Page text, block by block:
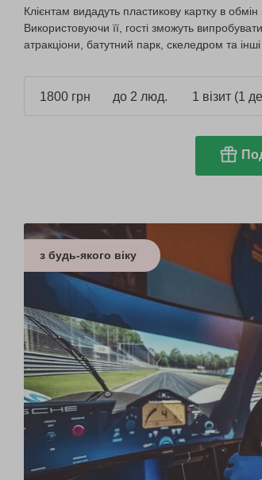
Клієнтам видадуть пластикову картку в обмін
Використовуючи її, гості зможуть випробувати
атракціони, батутний парк, скеледром та
1800 грн до 2 люд. 1 візит (1
з будь-якого віку